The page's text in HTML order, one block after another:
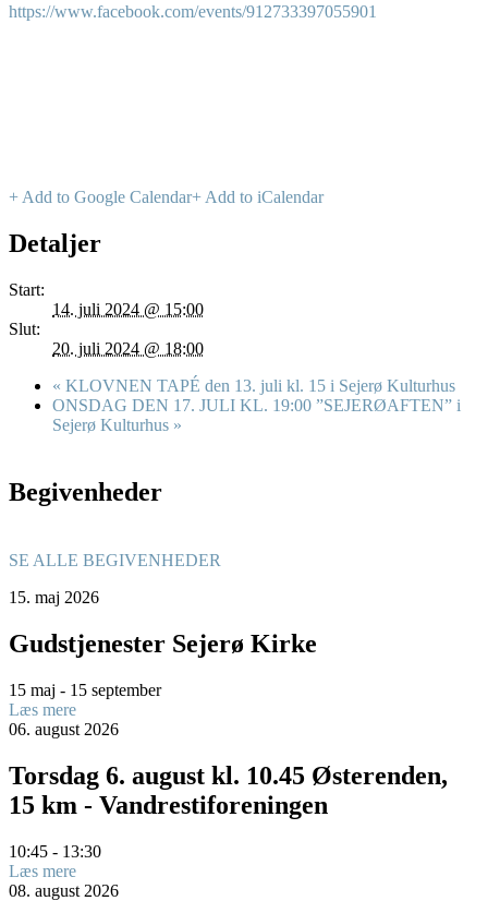
https://www.facebook.com/events/912733397055901
+ Add to Google Calendar+ Add to iCalendar
Detaljer
Start:
14. juli 2024 @ 15:00
Slut:
20. juli 2024 @ 18:00
« KLOVNEN TAPÉ den 13. juli kl. 15 i Sejerø Kulturhus
ONSDAG DEN 17. JULI KL. 19:00 ”SEJERØAFTEN” i
Sejerø Kulturhus »
Begivenheder
SE ALLE BEGIVENHEDER
15. maj 2026
Gudstjenester Sejerø Kirke
15 maj - 15 september
Læs mere
06. august 2026
Torsdag 6. august kl. 10.45 Østerenden,
15 km - Vandrestiforeningen
10:45 - 13:30
Læs mere
08. august 2026